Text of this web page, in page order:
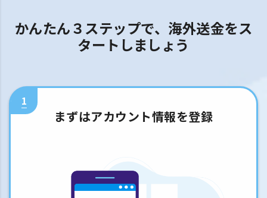
かんたん３ステップで、海外送金をス
タートしましょう
1
まずはアカウント情報を登録